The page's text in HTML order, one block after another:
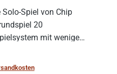
Spiel von Chip
20
mit wenigen,
zu spielen, muss es
ergänzt werden.